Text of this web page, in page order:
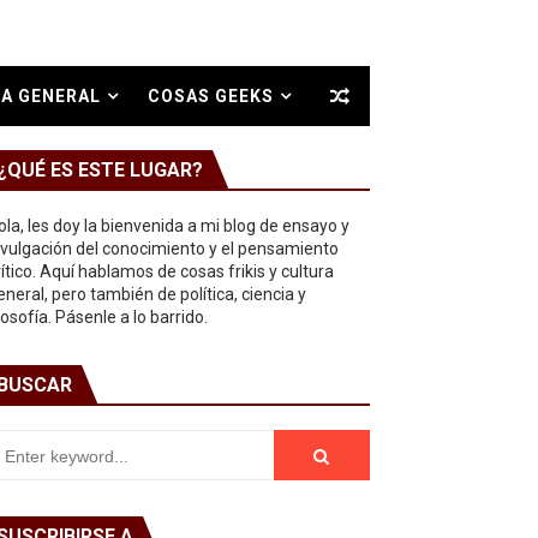
GENERAL COSAS GEEKS
ES ESTE LUGAR?
les doy la bienvenida a mi blog de ensayo y
del conocimiento y el pensamiento
Aquí hablamos de cosas frikis y cultura
pero también de política, ciencia y
Pásenle a lo barrido.